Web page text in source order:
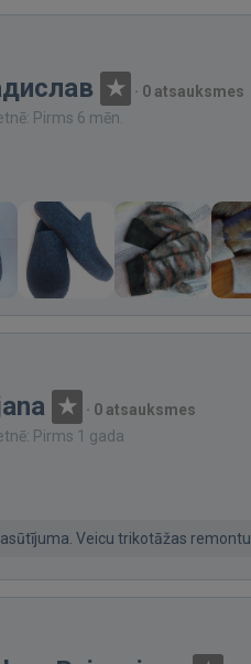
· 0 atsauksmes
Pirms 6 mēn.
· 0 atsauksmes
Pirms 1 gada
Veicu trikotāžas remontu.